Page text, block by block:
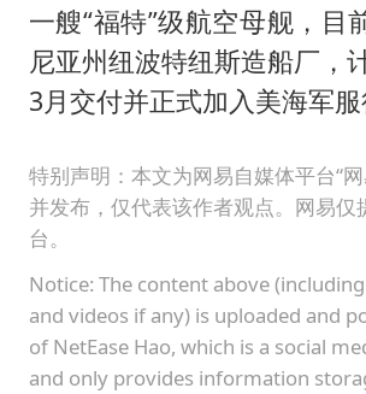
一艘“福特”级航空母舰，目
尼亚州纽波特纽斯造船厂，
3月交付并正式加入美海军服
特别声明：本文为网易自媒体平台“
并发布，仅代表该作者观点。网易仅
台。
Notice: The content above
and videos if any) is uploaded and
of NetEase Hao, which is a social
and only provides information